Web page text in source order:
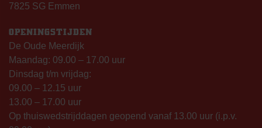
7825 SG Emmen
OPENINGSTIJDEN
De Oude Meerdijk
Maandag: 09.00 – 17.00 uur
Dinsdag t/m vrijdag:
09.00 – 12.15 uur
13.00 – 17.00 uur
Op thuiswedstrijddagen geopend vanaf 13.00 uur (i.p.v.